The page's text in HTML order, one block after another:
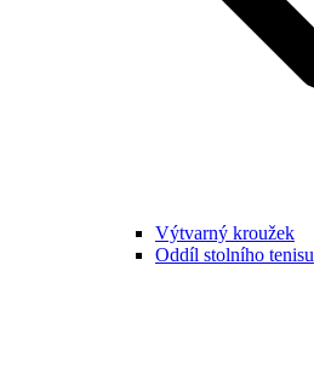
Výtvarný kroužek
Oddíl stolního tenisu